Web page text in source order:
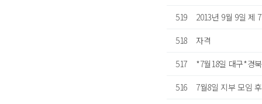
519
2013년 9월 9일 제
518
자격
517
*7월18일 대구*경
516
7월8일 지부 모임